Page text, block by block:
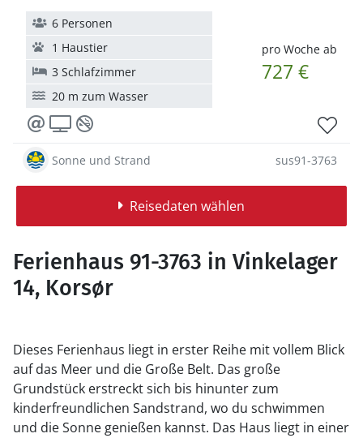
pro Woche ab
727 €
6 Personen
1 Haustier
3 Schlafzimmer
20 m zum Wasser
Sonne und Strand sus91-3763
Reisedaten wählen
Ferienhaus 91-3763 in Vinkelager
14, Korsør
Dieses Ferienhaus liegt in erster Reihe mit vollem Blick
auf das Meer und die Große Belt. Das große
Grundstück erstreckt sich bis hinunter zum
kinderfreundlichen Sandstrand, wo du schwimmen
und die Sonne genießen kannst. Das Haus liegt in einer